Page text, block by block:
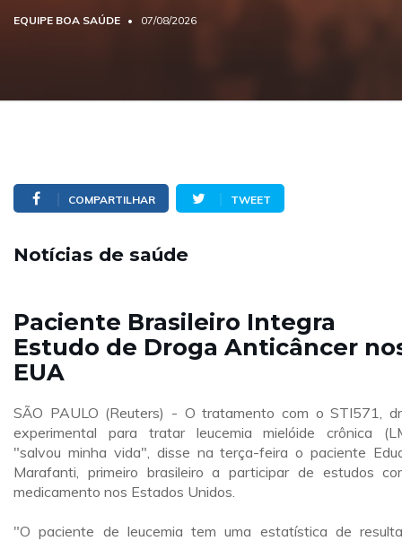
EQUIPE BOA SAÚDE 07/08/2026
COMPARTILHAR TWEET
Notícias de saúde
Paciente Brasileiro Integra
Estudo de Droga Anticâncer
EUA
SÃO PAULO (Reuters) - O tratamento com o STI571,
experimental para tratar leucemia mielóide crônica
"salvou minha vida", disse na terça-feira o paciente
Marafanti, primeiro brasileiro a participar de estudos
medicamento nos Estados Unidos.
"O paciente de leucemia tem uma estatística de